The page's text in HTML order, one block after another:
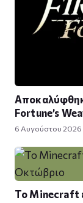
Fortune’s
6 Αυγούστου 2026
Το Minecraft